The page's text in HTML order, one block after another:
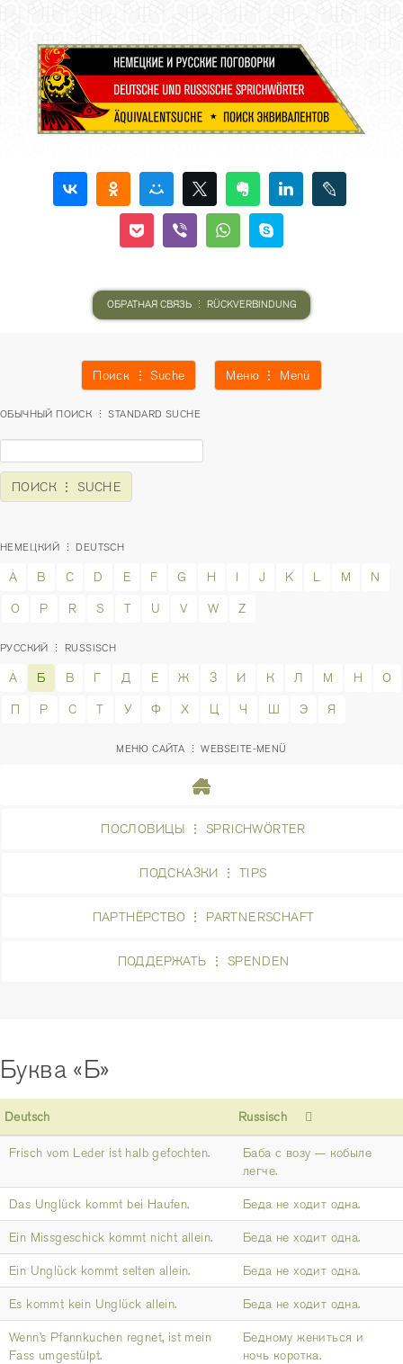
ОБРАТНАЯ СВЯЗЬ ⋮ RÜCKVERBINDUNG
Поиск ⋮ Suche Меню ⋮ Menü
ОБЫЧНЫЙ ПОИСК ⋮ STANDARD SUCHE
НЕМЕЦКИЙ ⋮ DEUTSCH
A B C D E F G H I J K L M
N
O
P R S T U V W Z
РУССКИЙ ⋮ RUSSISCH
А Б В Г Д Е Ж З И К Л М Н
О
П
Р С Т У Ф Х Ц Ч Ш Э Я
МЕНЮ САЙТА ⋮ WEBSEITE-MENÜ
ПОСЛОВИЦЫ ⋮ SPRICHWÖRTER
ПОДСКАЗКИ ⋮ TIPS
ПАРТНЁРСТВО ⋮ PARTNERSCHAFT
ПОДДЕРЖАТЬ ⋮ SPENDEN
Буква «Б»
Deutsch Russisch
Frisch vom Leder ist halb gefochten.
Баба с возу — кобыле
легче.
Das Unglück kommt bei Haufen. Беда не ходит одна.
Ein Missgeschick kommt nicht allein. Беда не ходит одна.
Ein Unglück kommt selten allein. Беда не ходит одна.
Es kommt kein Unglück allein. Беда не ходит одна.
Wenn’s Pfannkuchen regnet, ist mein
Fass umgestülpt.
Бедному жениться и
ночь коротка.